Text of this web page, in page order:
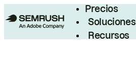
Precios
Soluciones
Recursos